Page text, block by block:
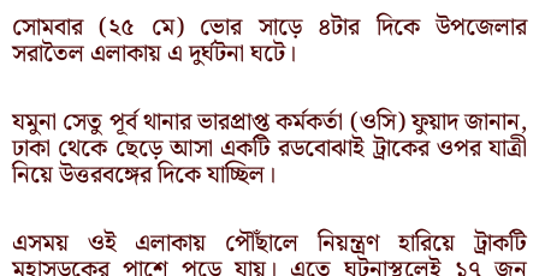
সোমবার (২৫ মে) ভোর সাড়ে ৪টার দিকে উপজেলার
সরাতৈল এলাকায় এ দুর্ঘটনা ঘটে।
যমুনা সেতু পূর্ব থানার ভারপ্রাপ্ত কর্মকর্তা (ওসি) ফুয়াদ জানান,
ঢাকা থেকে ছেড়ে আসা একটি রডবোঝাই ট্রাকের ওপর যাত্রী
নিয়ে উত্তরবঙ্গের দিকে যাচ্ছিল।
এসময় ওই এলাকায় পৌঁছালে নিয়ন্ত্রণ হারিয়ে ট্রাকটি